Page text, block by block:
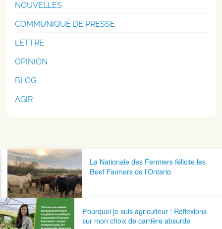
NOUVELLES
COMMUNIQUÉ DE PRESSE
LETTRE
OPINION
BLOG
AGIR
Navigation postaleLa Nationale des Fermiers félicite les
Beef Farmers de l’Ontario
Pourquoi je suis agriculteur : Réflexions
sur mon choix de carrière absurde